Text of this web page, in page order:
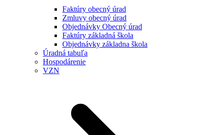
Faktúry obecný úrad
Zmluvy obecný úrad
Objednávky Obecný úrad
Faktúry základná škola
Objednávky základna škola
Úradná tabuľa
Hospodárenie
VZN